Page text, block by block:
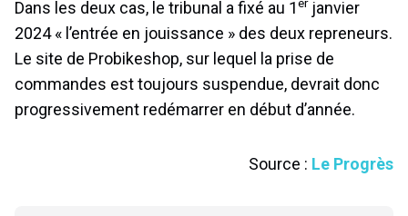
Dans les deux cas, le tribunal a fixé au 1erjanvier
2024 « l’entrée en jouissance » des deux repreneurs.
Le site de Probikeshop, sur lequel la prise de
commandes est toujours suspendue, devrait donc
progressivement redémarrer en début d’année.
Source : Le Progrès